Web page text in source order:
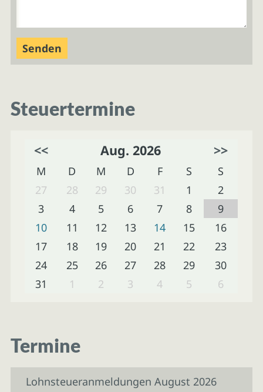
Steuertermine
<< Aug. 2026 >>
M D M D F S
S
27
28 29 30 31 1
2
3
4 5 6 7 8
9
10
11 12 13 14 15
16
17
18 19 20 21 22
23
24
25 26 27 28 29
30
31
1 2 3 4 5 6
Termine
Lohnsteueranmeldungen August 2026